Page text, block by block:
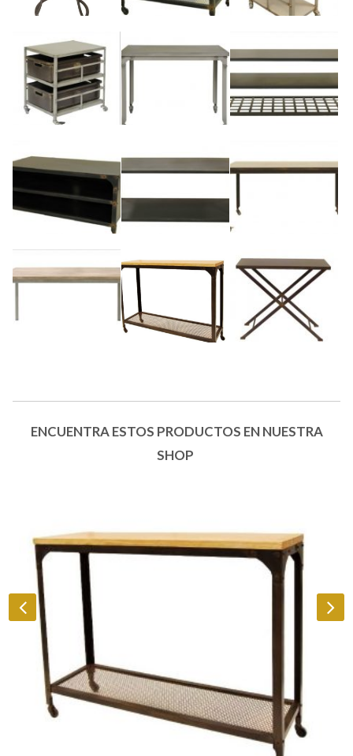
ENCUENTRA ESTOS PRODUCTOS EN NUESTRA
SHOP